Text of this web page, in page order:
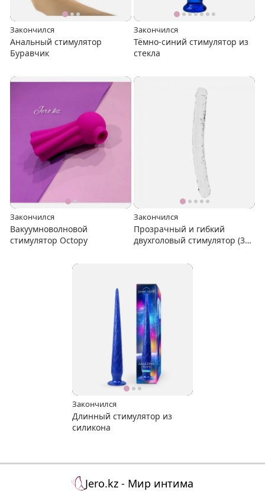
Закончился
Анальный стимулятор
Буравчик
Закончился
Тёмно-синий стимулятор из
стекла
Закончился
Вакуумноволновой
стимулятор Octopy
Закончился
Прозрачный и гибкий
двухголовый стимулятор (34
Закончился
Длинный стимулятор из
силикона
Jero.kz - Мир интима